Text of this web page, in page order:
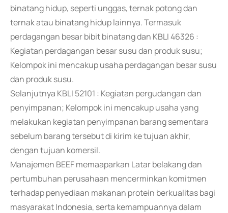
binatang hidup, seperti unggas, ternak potong dan
ternak atau binatang hidup lainnya. Termasuk
perdagangan besar bibit binatang dan KBLI 46326 :
Kegiatan perdagangan besar susu dan produk susu;
Kelompok ini mencakup usaha perdagangan besar susu
dan produk susu.
Selanjutnya KBLI 52101 : Kegiatan pergudangan dan
penyimpanan; Kelompok ini mencakup usaha yang
melakukan kegiatan penyimpanan barang sementara
sebelum barang tersebut di kirim ke tujuan akhir,
dengan tujuan komersil.
Manajemen BEEF memaaparkan Latar belakang dan
pertumbuhan perusahaan mencerminkan komitmen
terhadap penyediaan makanan protein berkualitas bagi
masyarakat Indonesia, serta kemampuannya dalam